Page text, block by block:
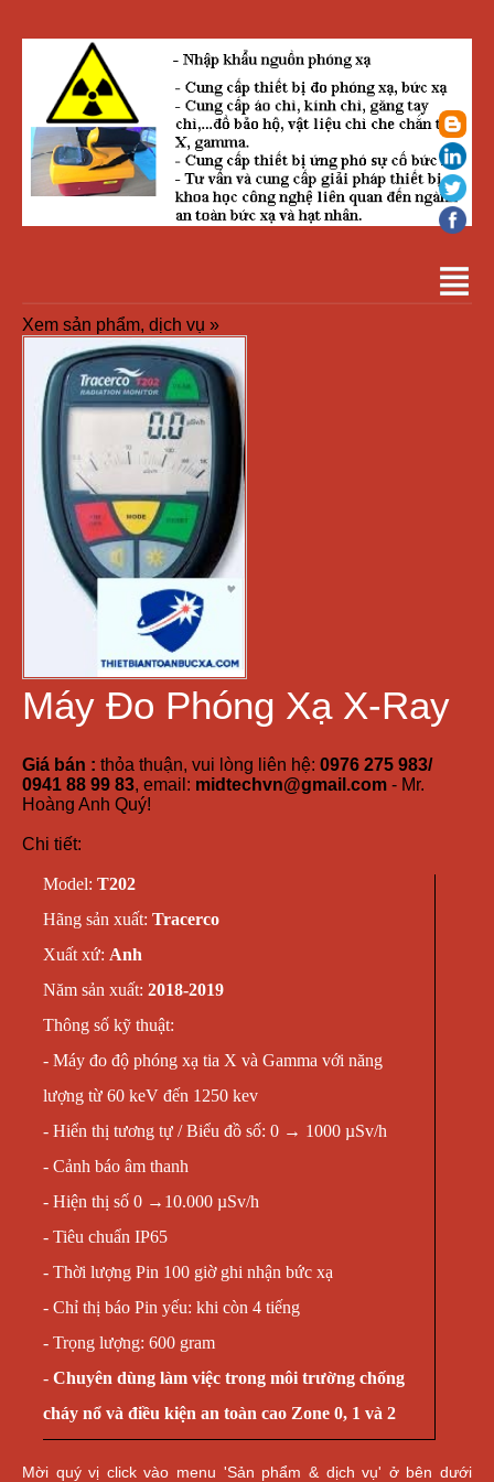
Xem sản phẩm, dịch vụ »
Máy Đo Phóng Xạ X-Ray
Giá bán : thỏa thuận, vui lòng liên hệ: 0976 275 983/
0941 88 99 83, email: midtechvn@gmail.com - Mr.
Hoàng Anh Quý!
Chi tiết:
Model:T202
Hãng sản xuất:Tracerco
Xuất xứ: Anh
Năm sản xuất:2018-2019
Thông số kỹ thuật:
- Máy đo độ phóng xạ tia X và Gamma với năng
lượng từ 60 keV đến 1250 kev
- Hiển thị tương tự / Biểu đồ số: 0 → 1000 µSv/h
- Cảnh báo âm thanh
- Hiện thị số 0 →10.000 µSv/h
- Tiêu chuẩn IP65
- Thời lượng Pin 100 giờ ghi nhận bức xạ
- Chỉ thị báo Pin yếu: khi còn 4 tiếng
- Trọng lượng: 600 gram
-Chuyên dùng làm việc trong môi trường chống
cháy nổ và điều kiện an toàn cao Zone 0, 1 và 2
Mời quý vị click vào menu 'Sản phẩm & dịch vụ' ở bên dưới